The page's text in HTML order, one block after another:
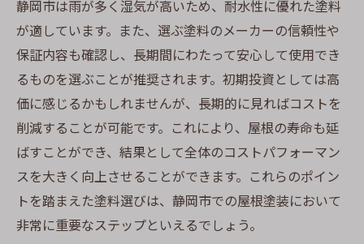
静岡市は雨が多く湿気が高いため、耐水性に優れた塗料
が適しています。また、選ぶ塗料のメーカーの信頼性や
保証内容も確認し、長期間にわたって安心して使用でき
るものを選ぶことが推奨されます。初期投資としては高
価に感じるかもしれませんが、長期的に見ればコストを
削減することが可能です。これにより、屋根の寿命も延
ばすことができ、結果として全体のコストパフォーマン
スを大きく向上させることができます。これらのポイン
トを踏まえた塗料選びは、静岡市での屋根塗装において
非常に重要なステップといえるでしょう。